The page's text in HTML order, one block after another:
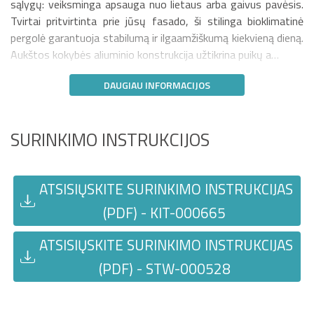
sąlygų: veiksminga apsauga nuo lietaus arba gaivus pavėsis.
Tvirtai pritvirtinta prie jūsų fasado, ši stilinga bioklimatinė
pergolė garantuoja stabilumą ir ilgaamžiškumą kiekvieną dieną.
Aukštos kokybės aliuminio konstrukcija užtikrina puikų a…
DAUGIAU INFORMACIJOS
SURINKIMO INSTRUKCIJOS
ATSISIŲSKITE SURINKIMO INSTRUKCIJAS
(PDF) - KIT-000665
ATSISIŲSKITE SURINKIMO INSTRUKCIJAS
(PDF) - STW-000528